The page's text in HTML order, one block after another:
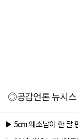
◎공감언론 뉴시스